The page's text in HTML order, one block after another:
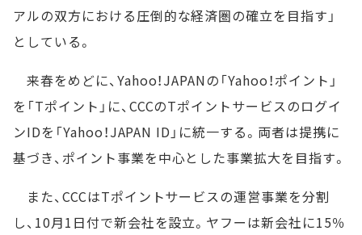
アルの双方における圧倒的な経済圏の確立を目指す」
としている。
来春をめどに、Yahoo！JAPANの「Yahoo！ポイント」
を「Tポイント」に、CCCのTポイントサービスのログイ
ンIDを「Yahoo！JAPAN ID」に統一する。両者は提携に
基づき、ポイント事業を中心とした事業拡大を目指す。
また、CCCはTポイントサービスの運営事業を分割
し、10月1日付で新会社を設立。ヤフーは新会社に15％